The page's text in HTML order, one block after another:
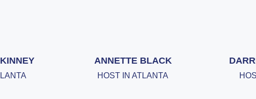
ANNETTE BLACK
HOST IN ATLANTA